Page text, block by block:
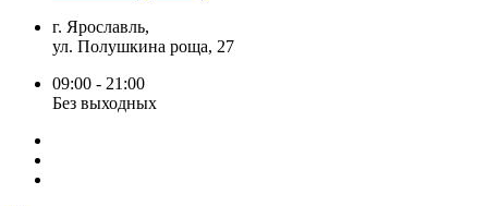
г. Ярославль,
ул. Полушкина роща, 27
09:00 - 21:00
Без выходных